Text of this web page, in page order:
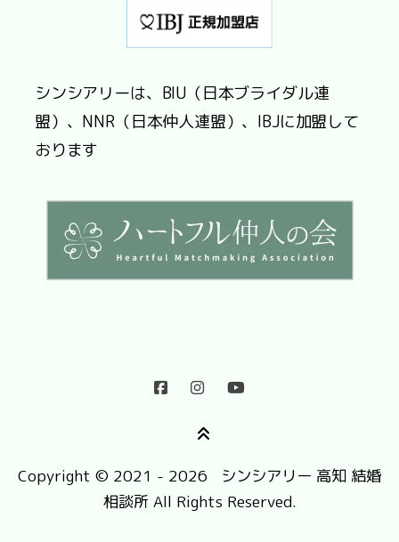
シンシアリーは、BIU（日本ブライダル連
盟）、NNR（日本仲人連盟）、IBJに加盟して
おります
Copyright © 2021 - 2026 シンシアリー 高知 結婚
相談所 All Rights Reserved.